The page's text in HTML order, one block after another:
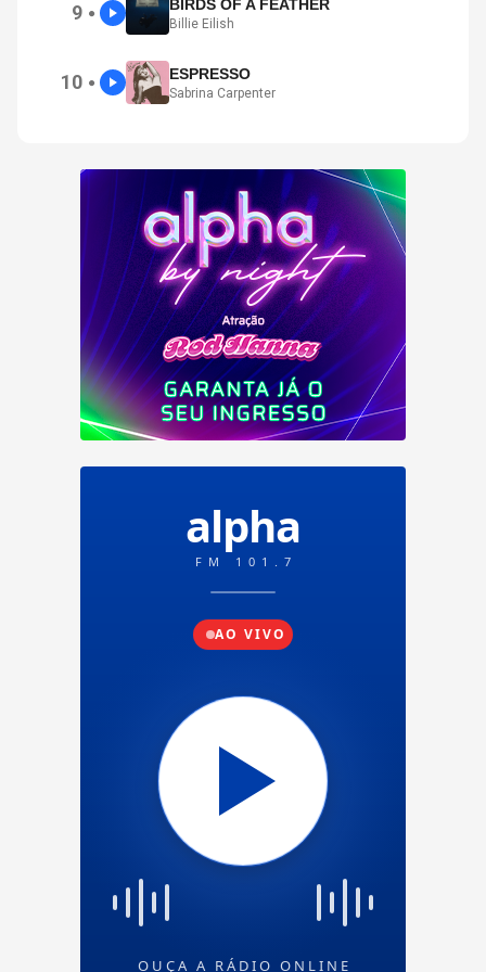
9 ● BIRDS OF A FEATHER
Billie Eilish
10 ● ESPRESSO
Sabrina Carpenter